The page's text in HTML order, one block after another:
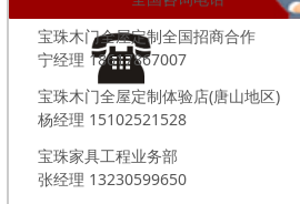
宝珠木门全屋定制全国招商合作
宁经理 18617867007
宝珠木门全屋定制体验店(唐山地区)
杨经理 15102521528
宝珠家具工程业务部
张经理 13230599650